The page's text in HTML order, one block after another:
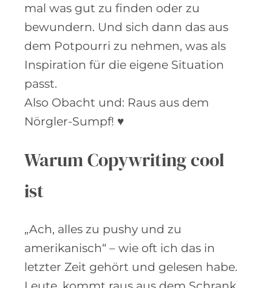
mal was gut zu finden oder zu
bewundern. Und sich dann das aus
dem Potpourri zu nehmen, was als
Inspiration für die eigene Situation
passt.
Also Obacht und: Raus aus dem
Nörgler-Sumpf! ♥
Warum Copywriting cool
ist
„Ach, alles zu pushy und zu
amerikanisch“ – wie oft ich das in
letzter Zeit gehört und gelesen habe.